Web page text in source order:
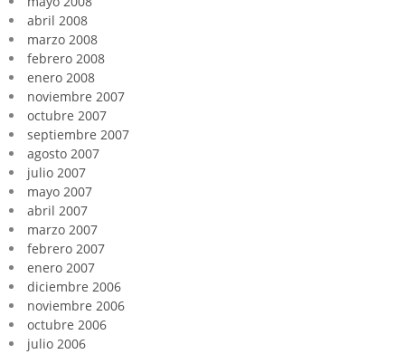
abril 2008
marzo 2008
febrero 2008
enero 2008
noviembre 2007
octubre 2007
septiembre 2007
agosto 2007
julio 2007
mayo 2007
abril 2007
marzo 2007
febrero 2007
enero 2007
diciembre 2006
noviembre 2006
octubre 2006
julio 2006